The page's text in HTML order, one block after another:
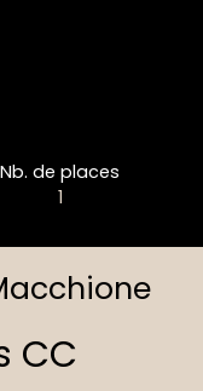
Nb. de places
1
CC